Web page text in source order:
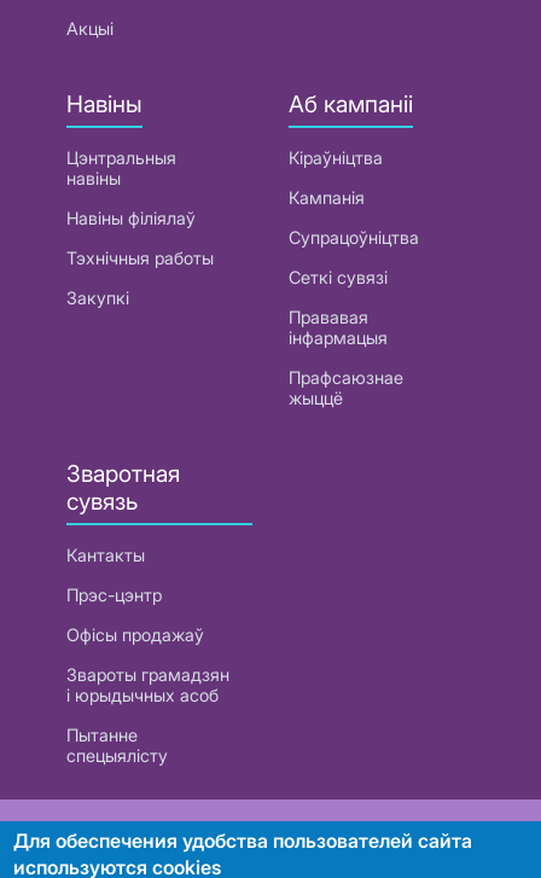
Акцыі
Навіны
Цэнтральныя
навіны
Навіны філіялаў
Тэхнічныя работы
Закупкі
Аб кампаніі
Кіраўніцтва
Кампанія
Супрацоўніцтва
Сеткі сувязі
Прававая
інфармацыя
Прафсаюзнае
жыццё
Зваротная
сувязь
Кантакты
Прэс-цэнтр
Офісы продажаў
Звароты грамадзян
і юрыдычных асоб
Пытанне
спецыялісту
РУП «Белтэлекам». УНП 101007741
Для обеспечения удобства пользователей сайта
используются cookies